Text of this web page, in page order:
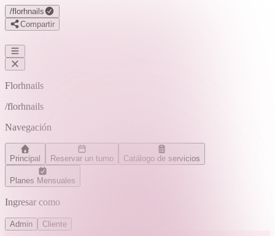
/florhnails
Compartir
Florhnails
/florhnails
Navegación
Principal Reservar un turno Catálogo de servicios
Planes Mensuales
Ingresar como
Admin Cliente